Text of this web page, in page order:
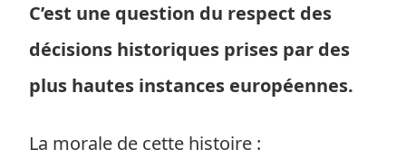
C’est une question du respect des
décisions historiques prises par des
plus hautes instances européennes.
La morale de cette histoire :